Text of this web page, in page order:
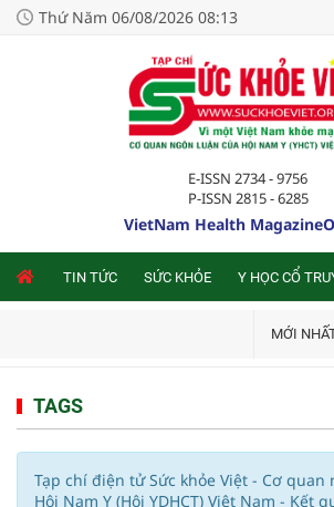
Thứ Năm 06/08/2026 08:13
E-ISSN 2734 - 9756
P-ISSN 2815 - 6285
VietNam Health
TIN TỨC SỨC KHỎE Y HỌC CỔ
MỚI
TAGS
Tạp chí điện tử Sức khỏe Việt - Cơ quan
Hội Nam Y (Hội YDHCT) Việt Nam - Kết